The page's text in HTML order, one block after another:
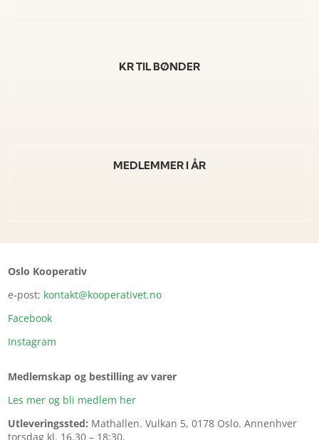
KR TIL BØNDER
MEDLEMMER I ÅR
Oslo Kooperativ
e-post: kontakt@kooperativet.no
Facebook
Instagram
Medlemskap og bestilling av varer
Les mer og bli medlem her
Utleveringssted: Mathallen.Vulkan 5, 0178 Oslo. Annenhver
torsdag kl. 16.30 – 18:30.